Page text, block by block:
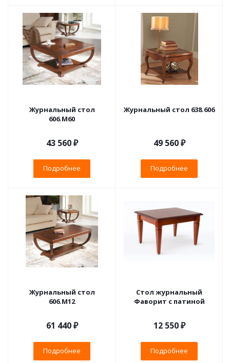
Журнальный стол
606.М60
43 560 ₽
Подробнее
Журнальный стол 638.606
49 560 ₽
Подробнее
Журнальный стол
606.М12
61 440 ₽
Подробнее
Стол журнальный
Фаворит с патиной
12 550 ₽
Подробнее